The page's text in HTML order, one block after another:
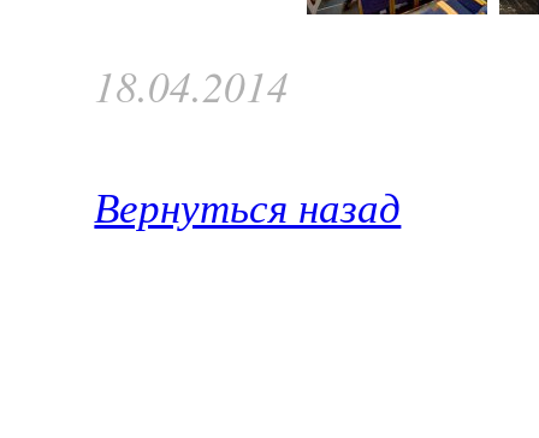
18.04.2014
Вернуться назад